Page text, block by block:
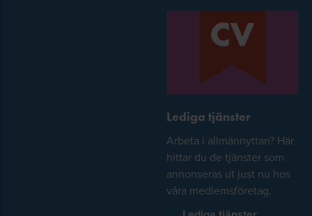
Lediga tjänster
Arbeta i allmännyttan? Här
hittar du de tjänster som
annonseras ut just nu hos
våra medlemsföretag.